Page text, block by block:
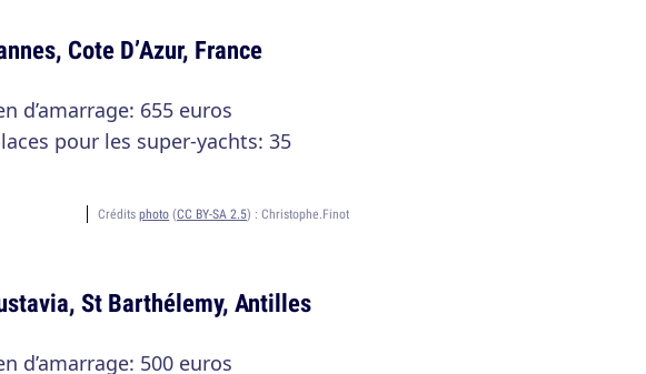
Cote D’Azur, France
d’amarrage: 655 euros
pour les super-yachts: 35
Crédits photo (CC BY-SA 2.5) : Christophe.Finot
St Barthélemy, Antilles
d’amarrage: 500 euros